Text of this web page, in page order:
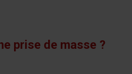
prise de masse ?